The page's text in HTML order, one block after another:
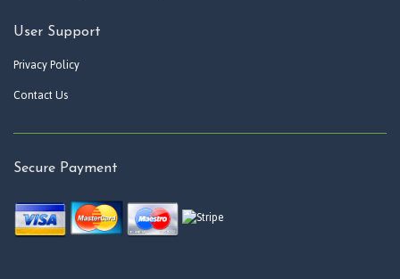
User Support
Privacy Policy
Contact Us
Secure Payment